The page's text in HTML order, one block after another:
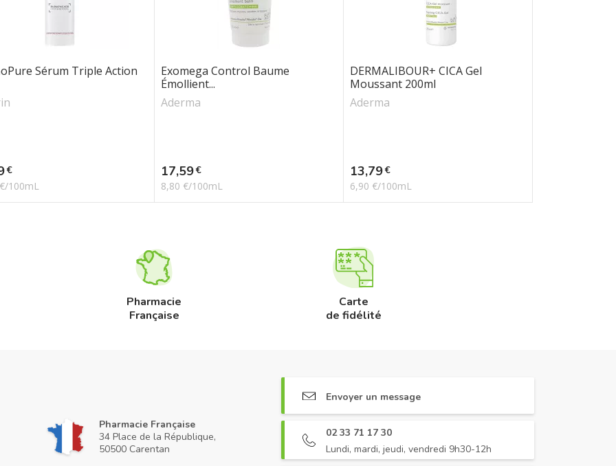
Sérum Triple Action
€
100mL
Exomega Control Baume
Émollient...
Aderma
Prix
17,59€
8,80 €/100mL
DERMALIBOUR+ CICA Gel
Moussant 200ml
Aderma
Prix
13,79€
6,90 €/100mL
Pharmacie
Française
Carte
de fidélité
Pharmacie Française
34 Place de la République,
50500 Carentan
Envoyer un message
02 33 71 17 30
Lundi, mardi, jeudi, vendredi 9h30-12h